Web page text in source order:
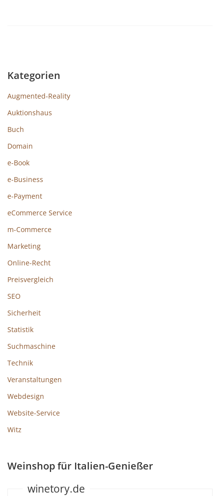
Kategorien
Augmented-Reality
Auktionshaus
Buch
Domain
e-Book
e-Business
e-Payment
eCommerce Service
m-Commerce
Marketing
Online-Recht
Preisvergleich
SEO
Sicherheit
Statistik
Suchmaschine
Technik
Veranstaltungen
Webdesign
Website-Service
Witz
Weinshop für Italien-Genießer
winetory.de